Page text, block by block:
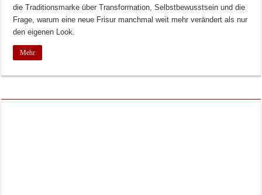
die Traditionsmarke über Transformation, Selbstbewusstsein und die
Frage, warum eine neue Frisur manchmal weit mehr verändert als nur
den eigenen Look.
Mehr